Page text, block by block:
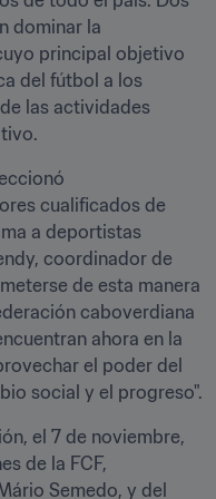
dominar la
principal objetivo
del fútbol a los
las actividades
cualificados de
a deportistas
coordinador de
de esta manera
caboverdiana
ahora en la
el poder del
social y el progreso".
el 7 de noviembre,
de la FCF,
Semedo, y del